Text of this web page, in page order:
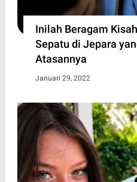
Inilah Beragam
Sepatu di Jepara
Atasannya
Januari 29, 2022